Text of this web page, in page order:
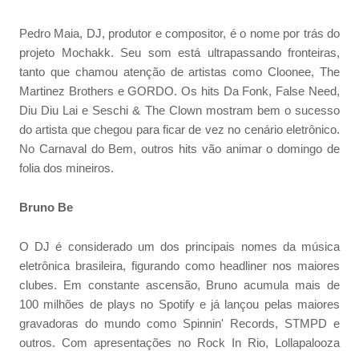
Pedro Maia, DJ, produtor e compositor, é o nome por trás do
projeto Mochakk. Seu som está ultrapassando fronteiras,
tanto que chamou atenção de artistas como Cloonee, The
Martinez Brothers e GORDO. Os hits Da Fonk, False Need,
Diu Diu Lai e Seschi & The Clown mostram bem o sucesso
do artista que chegou para ficar de vez no cenário eletrônico.
No Carnaval do Bem, outros hits vão animar o domingo de
folia dos mineiros.
Bruno Be
O DJ é considerado um dos principais nomes da música
eletrônica brasileira, figurando como headliner nos maiores
clubes. Em constante ascensão, Bruno acumula mais de
100 milhões de plays no Spotify e já lançou pelas maiores
gravadoras do mundo como Spinnin' Records, STMPD e
outros. Com apresentações no Rock In Rio, Lollapalooza